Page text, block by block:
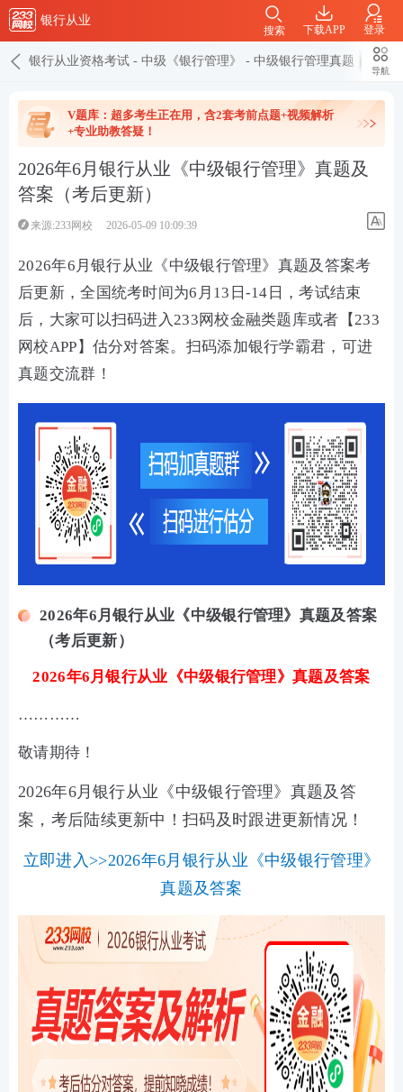
银行从业
下载APP 登录
搜索
银行从业资格考试 - 中级《银行管理》 - 中级银行管理真题
导航
V题库：超多考生正在用，含2套考前点题+视频解析
+专业助教答疑！
2026年6月银行从业《中级银行管理》真题及
答案（考后更新）
来源:233网校 2026-05-09 10:09:39
2026年6月银行从业《中级银行管理》真题及答案考
后更新，全国统考时间为6月13日-14日，考试结束
后，大家可以扫码进入233网校金融类题库或者【233
网校APP 】估分对答案。扫码添加银行学霸君，可进
真题交流群！
2026年6月银行从业《中级银行管理》真题及答案
（考后更新）
2026年6月银行从业《中级银行管理》真题及答案
…………
敬请期待！
2026年6月银行从业《中级银行管理》真题及答
案，考后陆续更新中！扫码及时跟进更新情况！
立即进入>>2026年6月银行从业《中级银行管理》
真题及答案